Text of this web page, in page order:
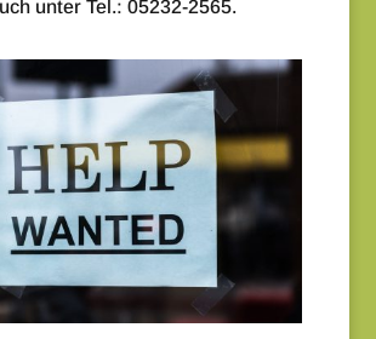
unter Tel.: 05232-2565.